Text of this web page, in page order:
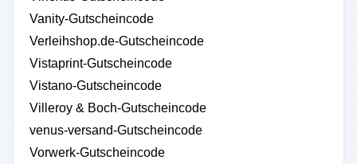
Vanity-Gutscheincode
Verleihshop.de-Gutscheincode
Vistaprint-Gutscheincode
Vistano-Gutscheincode
Villeroy & Boch-Gutscheincode
venus-versand-Gutscheincode
Vorwerk-Gutscheincode